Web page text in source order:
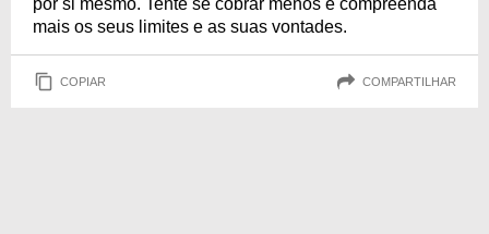
por si mesmo. Tente se cobrar menos e compreenda
mais os seus limites e as suas vontades.
COPIAR COMPARTILHAR